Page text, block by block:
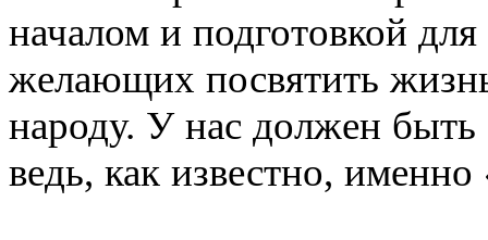
началом и подготовкой
желающих посвятить
народу. У нас должен
ведь, как известно,